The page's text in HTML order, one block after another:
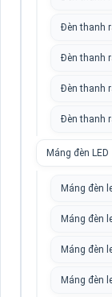
Đèn thanh
Đèn thanh
Đèn thanh
Đèn thanh
Máng đèn LED
Máng đèn
Máng đèn
Máng đèn
Máng đèn